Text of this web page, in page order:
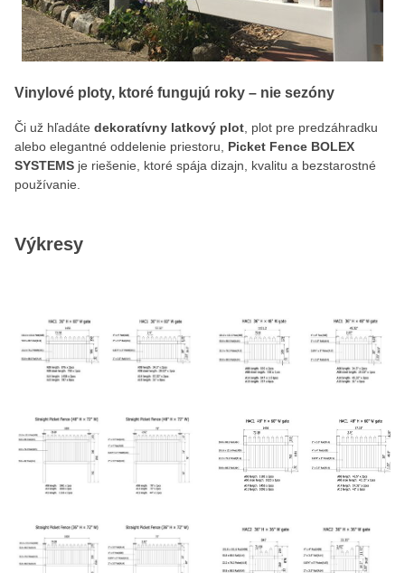
Vinylové ploty, ktoré fungujú roky – nie sezóny
Či už hľadáte dekoratívny latkový plot , plot pre predzáhradku
alebo elegantné oddelenie priestoru, Picket Fence BOLEX
SYSTEMS je riešenie, ktoré spája dizajn, kvalitu a bezstarostné
používanie.
Výkresy